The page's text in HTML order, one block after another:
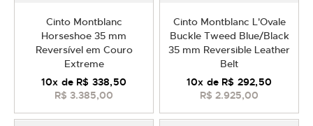
Cinto Montblanc
Horseshoe 35 mm
Reversível em Couro
Extreme
R$ 3.385,00
10x de R$ 338,50
Cinto Montblanc L'Ovale
Buckle Tweed Blue/Black
35 mm Reversible Leather
Belt
R$ 2.925,00
10x de R$ 292,50